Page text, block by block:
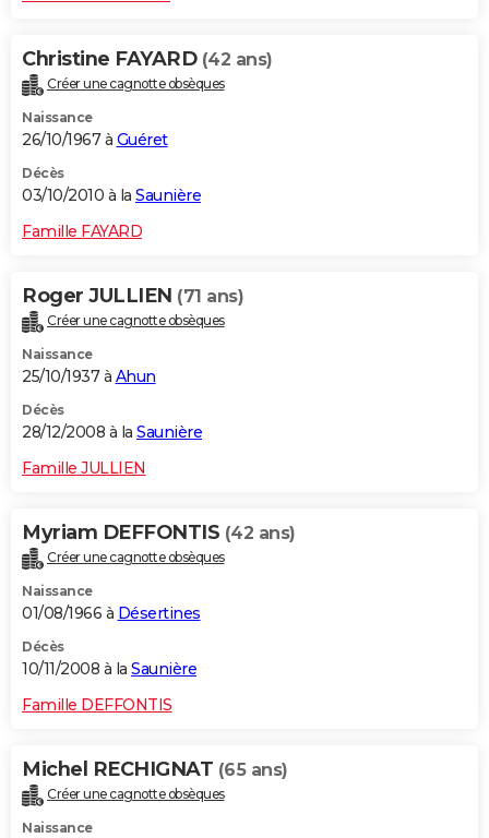
Christine FAYARD (42 ans)
Créer une cagnotte obsèques
Naissance
26/10/1967 à Guéret
Décès
03/10/2010 à la Saunière
Famille FAYARD
Roger JULLIEN (71 ans)
Créer une cagnotte obsèques
Naissance
25/10/1937 à Ahun
Décès
28/12/2008 à la Saunière
Famille JULLIEN
Myriam DEFFONTIS (42 ans)
Créer une cagnotte obsèques
Naissance
01/08/1966 à Désertines
Décès
10/11/2008 à la Saunière
Famille DEFFONTIS
Michel RECHIGNAT (65 ans)
Créer une cagnotte obsèques
Naissance